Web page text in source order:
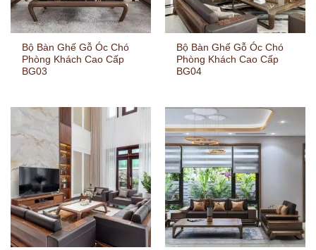
Bộ Bàn Ghế Gỗ Óc Chó
Phòng Khách Cao Cấp
BG03
Bộ Bàn Ghế Gỗ Óc Chó
Phòng Khách Cao Cấp
BG04